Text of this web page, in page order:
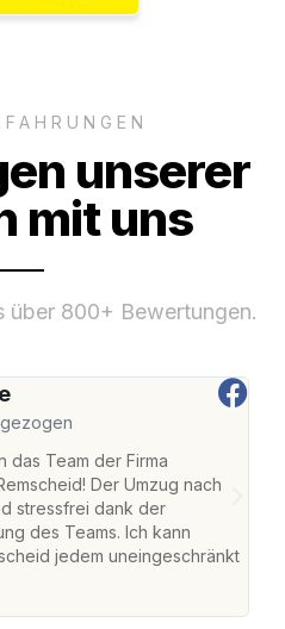
unserer
mit uns
über 800+ Bewertungen.
das Team der Firma
Der Umzug nach
stressfrei dank der
des Teams. Ich kann
jedem uneingeschränkt